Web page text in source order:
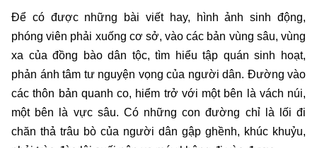
Để có được những bài viết hay, hình ảnh sinh động,
phóng viên phải xuống cơ sở, vào các bản vùng sâu, vùng
xa của đồng bào dân tộc, tìm hiểu tập quán sinh hoạt,
phản ánh tâm tư nguyện vọng của người dân. Đường vào
các thôn bản quanh co, hiểm trở với một bên là vách núi,
một bên là vực sâu. Có những con đường chỉ là lối đi
chăn thả trâu bò của người dân gập ghềnh, khúc khuỷu,